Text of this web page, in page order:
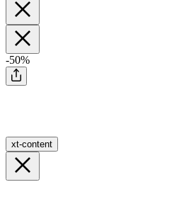
-50%
xt-content